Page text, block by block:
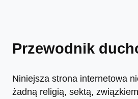
Przewodnik
Niniejsza strona internetowa
żadną religią, sektą,